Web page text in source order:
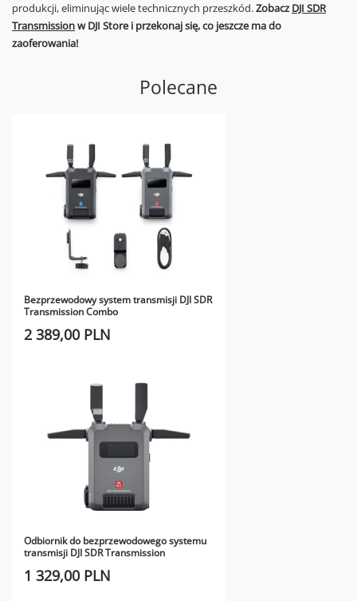
produkcji, eliminując wiele technicznych przeszkód.Zobacz DJI SDR
Transmissionw DJI Store i przekonaj się, co jeszcze ma do
zaoferowania!
Polecane
Bezprzewodowy system transmisji DJI SDR
Transmission Combo
2 389,00 PLN
Odbiornik do bezprzewodowego systemu
transmisji DJI SDR Transmission
1 329,00 PLN